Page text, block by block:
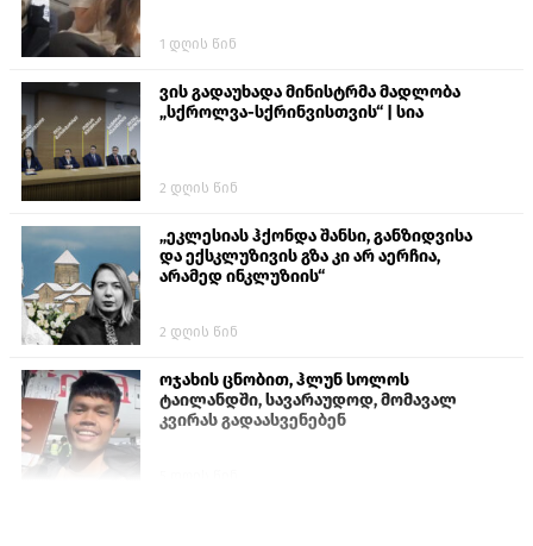
1 დღის წინ
ვის გადაუხადა მინისტრმა მადლობა
„სქროლვა-სქრინვისთვის“ | სია
2 დღის წინ
„ეკლესიას ჰქონდა შანსი, განზიდვისა
და ექსკლუზივის გზა კი არ აერჩია,
არამედ ინკლუზიის“
2 დღის წინ
ოჯახის ცნობით, ჰლუნ სოლოს
ტაილანდში, სავარაუდოდ, მომავალ
კვირას გადაასვენებენ